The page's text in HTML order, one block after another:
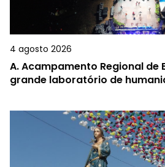
4 agosto 2026
A.Acampamento Regional de
grande laboratório de